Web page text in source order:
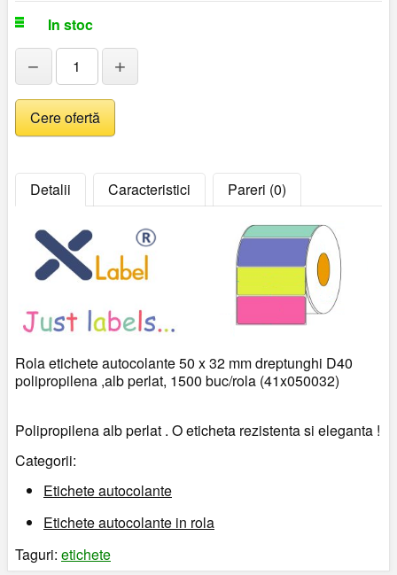
In stoc
− +
Detalii Caracteristici Pareri (0)
Rola etichete autocolante 50 x 32 mm dreptunghi D40
polipropilena ,alb perlat, 1500 buc/rola (41x050032)
Polipropilena alb perlat . O eticheta rezistenta si eleganta !
Categorii:
Etichete autocolante
Etichete autocolante in rola
Taguri: etichete